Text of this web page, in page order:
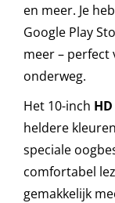
en meer. Je
Google Play
meer –
onderweg.
Het 10-inch
heldere
speciale
comfortabel
gemakkelijk